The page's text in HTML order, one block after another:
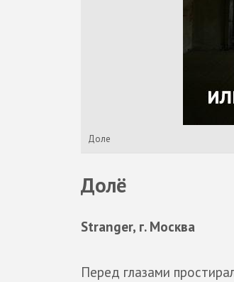
Доле
Долё
Stranger, г. Москва
Перед глазами